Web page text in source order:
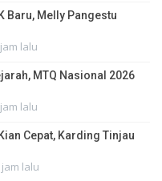
Baru, Melly Pangestu
lalu
MTQ Nasional 2026
lalu
Cepat, Karding Tinjau
jam lalu